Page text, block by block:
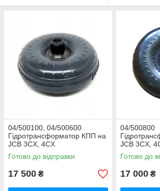
04/500100, 04/500600
Гідротрансформатор КПП на
JCB 3CX, 4CX
Готово до відправки
17 500 ₴
04/500800
JCB 3CX,
Готово до
17 000 ₴